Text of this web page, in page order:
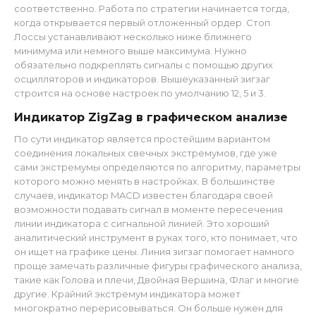
соответственно. Работа по стратегии начинается тогда,
когда открывается первый отложенный ордер. Стоп
Лоссы устанавливают несколько ниже ближнего
минимума или немного выше максимума. Нужно
обязательно подкреплять сигналы с помощью других
осцилляторов и индикаторов. Вышеуказанный зигзаг
строится на основе настроек по умолчанию 12, 5 и 3.
Индикатор ZigZag в графическом анализе
По сути индикатор является простейшим вариантом
соединения локальных свечных экстремумов, где уже
сами экстремумы определяются по алгоритму, параметры
которого можно менять в настройках. В большинстве
случаев, индикатор MACD известен благодаря своей
возможности подавать сигнал в моменте пересечения
линии индикатора с сигнальной линией. Это хороший
аналитический инструмент в руках того, кто понимает, что
он ищет на графике цены. Линия зигзаг помогает намного
проще замечать различные фигуры графического анализа,
такие как Голова и плечи, Двойная Вершина, Флаг и многие
другие. Крайний экстремум индикатора может
многократно перерисовываться. Он больше нужен для